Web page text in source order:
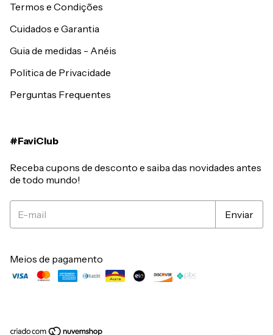
Termos e Condições
Cuidados e Garantia
Guia de medidas - Anéis
Politica de Privacidade
Perguntas Frequentes
#FaviClub
Receba cupons de desconto e saiba das novidades antes
de todo mundo!
Meios de pagamento